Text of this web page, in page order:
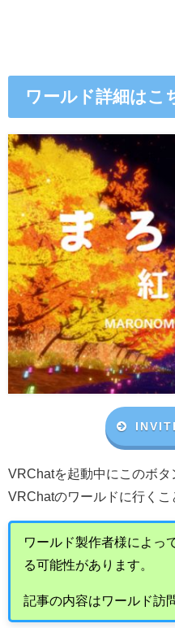
ワールド詳細はこ
VRChatを起動中にこのボ
VRChatのワールドに行くこ
ワールド製作者様によっ
る可能性があります。
記事の内容はワールド訪